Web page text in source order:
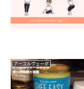
アーユルヴェーダ